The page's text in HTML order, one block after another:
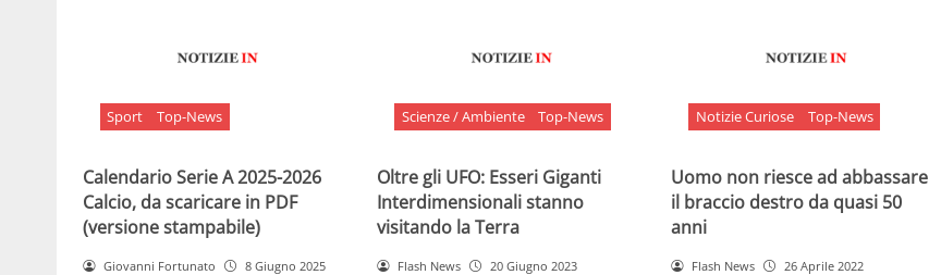
Sport Top-News
Calendario Serie A 2025-2026
Calcio, da scaricare in PDF
(versione stampabile)
Giovanni Fortunato 8 Giugno 2025
Scienze / Ambiente Top-News
Oltre gli UFO: Esseri Giganti
Interdimensionali stanno
visitando la Terra
Flash News 20 Giugno 2023
Notizie Curiose Top-News
Uomo non riesce ad abbassare
il braccio destro da quasi 50
anni
Flash News 26 Aprile 2022